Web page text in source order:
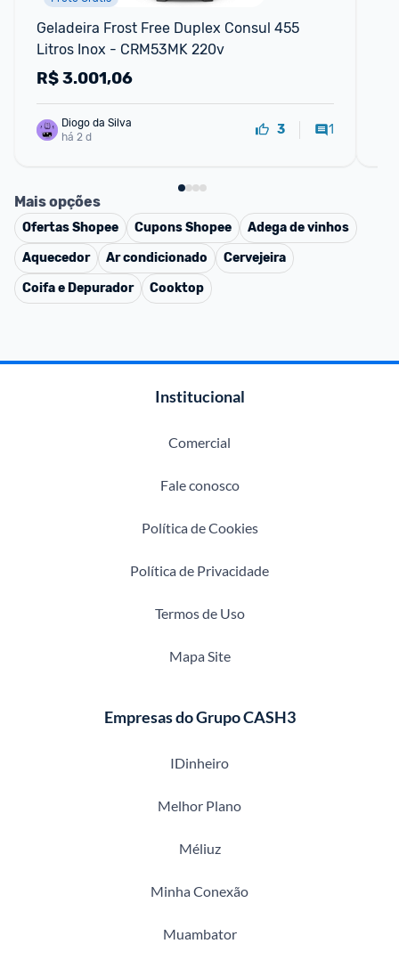
Geladeira Frost Free Duplex Consul 455
Litros Inox - CRM53MK 220v
R$3.001,06
Diogo da Silva
há 2 d
3 1
Mais opções
OfertasShopee CuponsShopee
Adega de vinhos
Aquecedor
Ar condicionado
Cervejeira
Coifa e Depurador
Cooktop
Institucional
Comercial
Fale conosco
Política de Cookies
Política de Privacidade
Termos de Uso
Mapa Site
Empresas do Grupo CASH3
IDinheiro
Melhor Plano
Méliuz
Minha Conexão
Muambator